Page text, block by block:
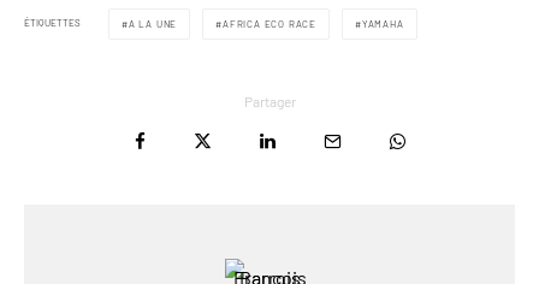
ÉTIQUETTES A LA UNE AFRICA ECO RACE YAMAHA
Partager